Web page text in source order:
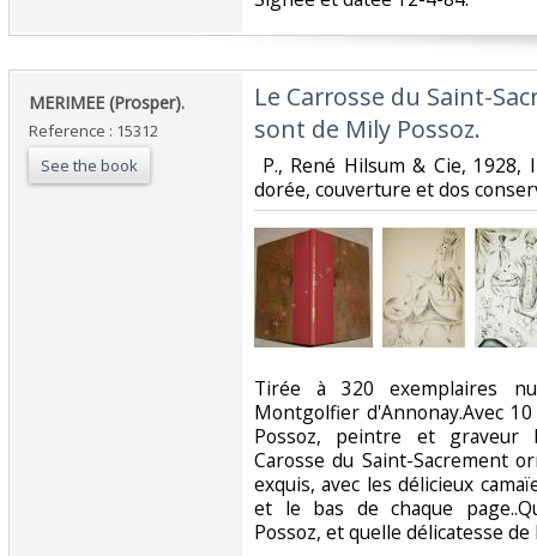
‎MERIMEE (Prosper). ‎
Reference : 15312
See the book
‎Le Carrosse du Saint-
sont de Mily Possoz. ‎
P., René Hilsum & Cie,
dorée, couverture et dos
‎Tirée à 320 exemplaires
Montgolfier d'Annonay.Avec
Possoz, peintre et graveur
Carosse du Saint-Sacrement
exquis, avec les délicieux
et le bas de chaque
Possoz, et quelle délicatesse